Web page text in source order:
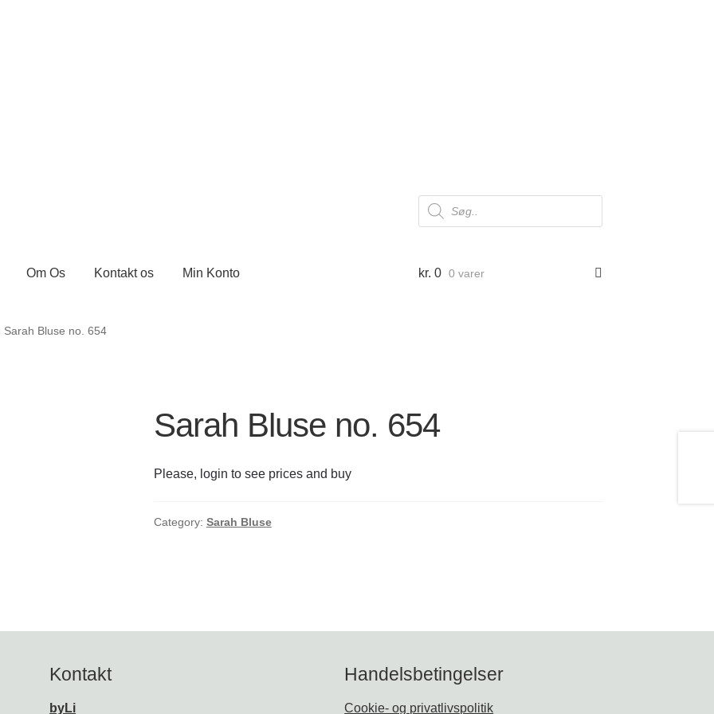
Products
search
Om Os Kontakt os Min Konto
os Min Konto
kr. 0 0 varer
Sarah Bluse no. 654
Sarah Bluse no. 654
Please, login to see prices and buy
Category: Sarah Bluse
Kontakt
byLi
Handelsbetingelser
Cookie- og privatlivspolitik